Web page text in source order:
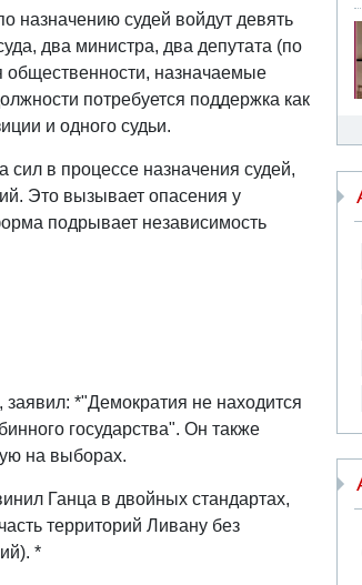
назначению судей войдут девять
два министра, два депутата (по
общественности, назначаемые
потребуется поддержка как
и одного судьи.
сил в процессе назначения судей,
Это вызывает опасения у
подрывает независимость
заявил: *"Демократия не находится
государства". Он также
на выборах.
Ганца в двойных стандартах,
территорий Ливану без
*